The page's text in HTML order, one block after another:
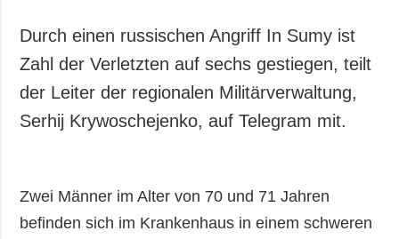
Militär
Gesellschaft und
Kultur
Sport
Notfälle
personenbezogener
Durch einen russischen Angriff In Sumy ist
Zahl der Verletzten auf sechs gestiegen, teilt
der Leiter der regionalen Militärverwaltung,
Serhij Krywoschejenko, auf Telegram mit.
Zwei Männer im Alter von 70 und 71 Jahren
befinden sich im Krankenhaus in einem schweren